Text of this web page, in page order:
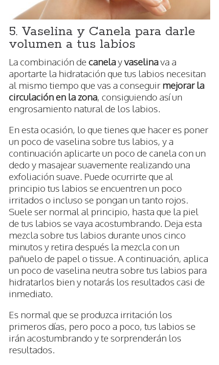
5. Vaselina y Canela para darle
volumen a tus labios
La combinación de canelayvaselinava a
aportarte la hidratación que tus labios necesitan
al mismo tiempo que vas a conseguir mejorar la
circulación en la zona, consiguiendo así un
engrosamiento natural de los labios.
En esta ocasión, lo que tienes que hacer es poner
un poco de vaselina sobre tus labios, y a
continuación aplicarte un poco de canela con un
dedo y masajear suavemente realizando una
exfoliación suave. Puede ocurrirte que al
principio tus labios se encuentren un poco
irritados o incluso se pongan un tanto rojos.
Suele ser normal al principio, hasta que la piel
de tus labios se vaya acostumbrando. Deja esta
mezcla sobre tus labios durante unos cinco
minutos y retira después la mezcla con un
pañuelo de papel o tissue. A continuación, aplica
un poco de vaselina neutra sobre tus labios para
hidratarlos bien y notarás los resultados casi de
inmediato.
Es normal que se produzca irritación los
primeros días, pero poco a poco, tus labios se
irán acostumbrando y te sorprenderán los
resultados.